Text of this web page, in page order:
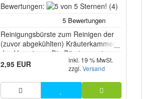
Bewertungen:
5
Sternen!
(4)
Reinigungsbürste zum Reinigen der
(zuvor abgekühlten) Kräuterkammer
des Vaporizers. Die Bürste passt
genau in die Kräuterkammer des
FENiX 2.0, FENiX 2 MAX und FENiX
NEO.
2,95 EUR
inkl. 19 % MwSt.
zzgl. Versand